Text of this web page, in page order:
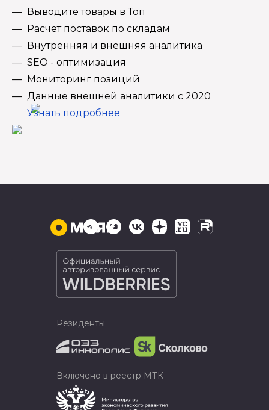
Выводите товары в Топ
Расчёт поставок по складам
Внутренняя и внешняя аналитика
SEO - оптимизация
Мониторинг позиций
Данные внешней аналитики с 2020
Узнать подробнее
Резиденты
Включено в реестр МТК